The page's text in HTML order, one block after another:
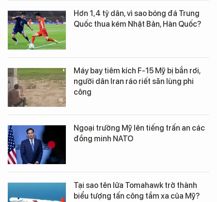
Hơn 1,4 tỷ dân, vì sao bóng đá Trung
Quốc thua kém Nhật Bản, Hàn Quốc?
Máy bay tiêm kích F-15 Mỹ bị bắn rơi,
người dân Iran ráo riết săn lùng phi
công
Ngoại trưởng Mỹ lên tiếng trấn an các
đồng minh NATO
Tại sao tên lửa Tomahawk trở thành
biểu tượng tấn công tầm xa của Mỹ?